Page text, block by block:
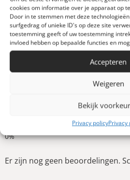
cookies om informatie over je apparaat op
Door in te stemmen met deze
surfgedrag of unieke ID's op deze site
toestemming geeft of uw toestemming
invloed hebben op bepaalde functies en
Accepteren
Weigeren
Bekijk
Privacy policyPrivacy
Heel goed
Gemiddeld
Er zijn nog geen beoordelingen.